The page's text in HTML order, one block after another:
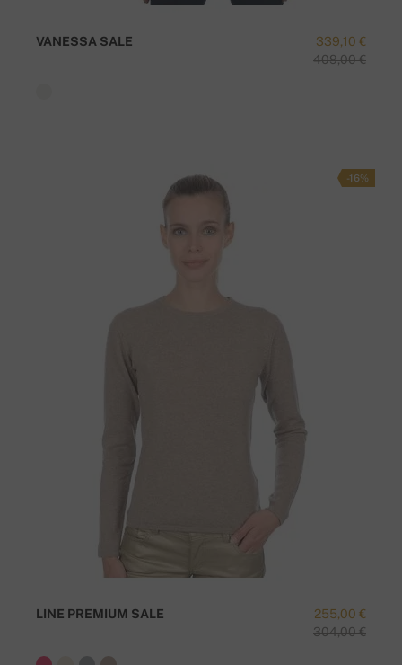
339,10 €
409,00 €
VANESSA SALE
-16%
255,00 €
304,00 €
LINE PREMIUM SALE